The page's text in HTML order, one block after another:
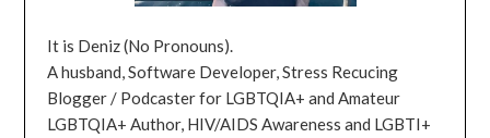
It is Deniz (No Pronouns).
A husband, Software Developer, Stress Recucing
Blogger / Podcaster for LGBTQIA+ and Amateur
LGBTQIA+ Author, HIV/AIDS Awareness and LGBTI+